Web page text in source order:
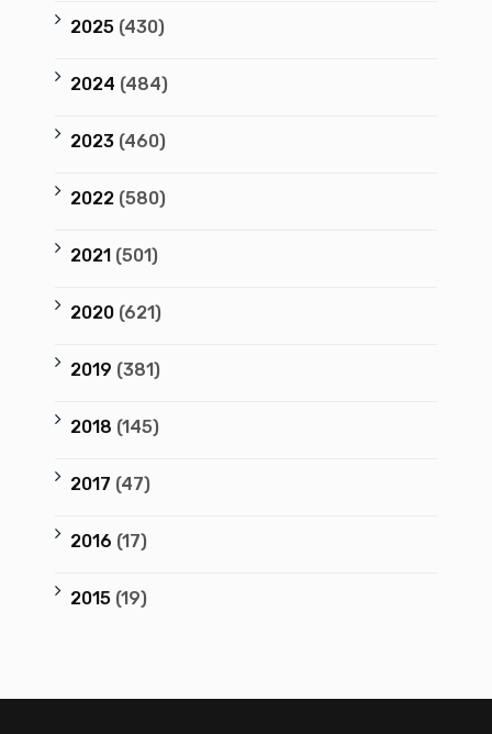
2025 (430)
2024 (484)
2023 (460)
2022 (580)
2021 (501)
2020 (621)
2019 (381)
2018 (145)
2017 (47)
2016 (17)
2015 (19)